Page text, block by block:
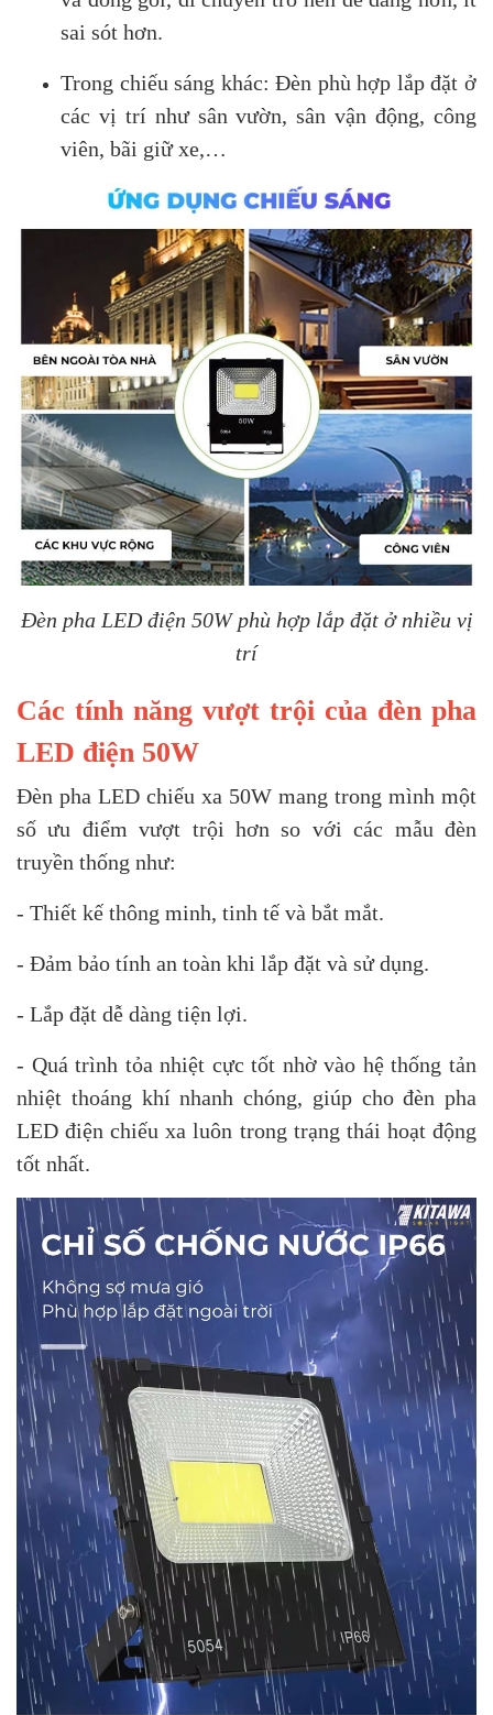
sai sót hơn.
Trong chiếu sáng khác: Đèn phù hợp lắp đặt ở
các vị trí như sân vườn, sân vận động, công
viên, bãi giữ xe,…
Đèn pha LED điện 50W phù hợp lắp đặt ở nhiều vị
trí
Các tính năng vượt trội của đèn pha
LED điện 50W
Đèn pha LED chiếu xa 50W mang trong mình một
số ưu điểm vượt trội hơn so với các mẫu đèn
truyền thống như:
- Thiết kế thông minh, tinh tế và bắt mắt.
- Đảm bảo tính an toàn khi lắp đặt và sử dụng.
- Lắp đặt dễ dàng tiện lợi.
- Quá trình tỏa nhiệt cực tốt nhờ vào hệ thống tản
nhiệt thoáng khí nhanh chóng, giúp cho đèn pha
LED điện chiếu xa luôn trong trạng thái hoạt động
tốt nhất.